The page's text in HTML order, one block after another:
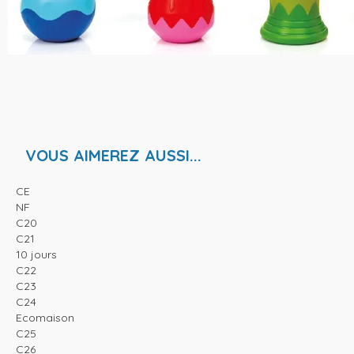
VOUS AIMEREZ AUSSI...
CE
NF
C20
C21
10 jours
C22
C23
C24
Ecomaison
C25
C26